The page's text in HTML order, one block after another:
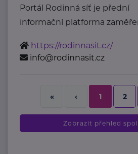
Portál Rodinná síť je přední
informační platforma
https://rodinnasit.cz/
info@rodinnasit.cz
« ‹ 1 2
Zobrazit přehled